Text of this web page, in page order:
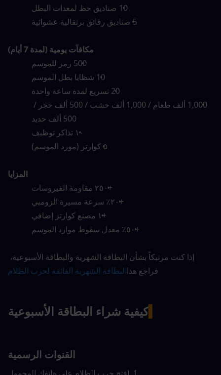
10 صناديق حظ لمعدات البطل
5 صناديق رقائق برتقالية عشوائية
مكافآت يومية (لمدة 7 أيام)
500 رمز للموسم
10 شظايا بطل الموسم
20 تسريع لمدة ساعة واحدة
500 ألف حديد
١٠ تذاكر توظيف
٥ كوارتز (مورد الموسم)
المزايا
+٢٥٠ مقاومة الفيروسات
+٢٠٪ سرعة مسيرة الزومبي
+١ مصنع كوارتز إضافي
+٥٠٪ معدل سقوط موارد الموسم
فراجع هذاالبطاقة الشهرية الفائقة لحرب الظلام
كيفية شراء البطاقة الأسبوعية
القنوات الرسمية